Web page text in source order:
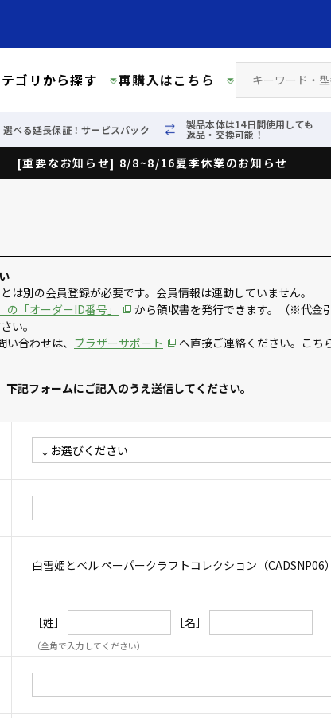
ゴリから探す 再購入はこちら
選べる延長保証！サービスパック 製品本体は14日間使用しても
返品・交換可能！
[重要なお知らせ] 8/8~8/16夏季休業のお知らせ
とは別の会員登録が必要です。会員情報は連動していません。
の「オーダーID番号」
から領収書を発行できます。（※代金
い。
合わせは、 ブラザーサポート へ直接ご連絡ください。こち
記フォームにご記入のうえ送信してください。
白雪姫とベル ペーパークラフトコレクション（CADSNP06
［姓］ ［名］
（全角で入力してください）